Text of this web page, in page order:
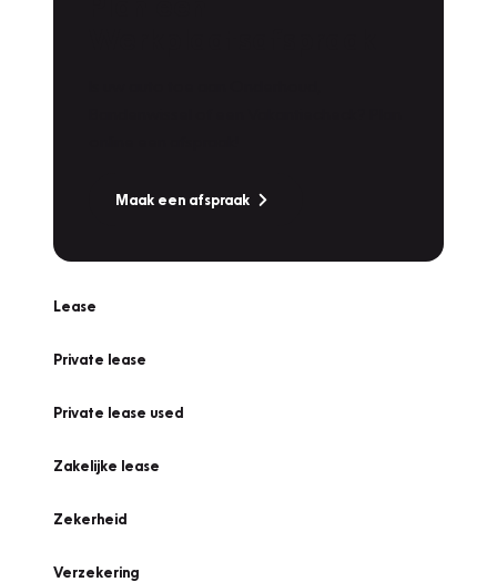
Maak een afspraak
Lease
Private lease
Private lease used
Zakelijke lease
Zekerheid
Verzekering